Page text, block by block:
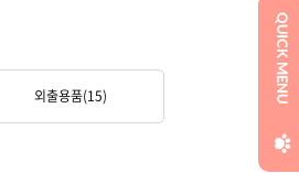
외출용품(15)